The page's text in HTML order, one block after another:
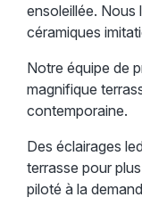
ensoleillée. Nous
céramiques
Notre équipe de
magnifique
contemporaine.
Des éclairages
terrasse pour
piloté à la